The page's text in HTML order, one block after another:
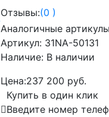
Отзывы:(0 )
Аналогичные
Артикул: 31NA-50131
Наличие: В наличии
Цена:237 200 руб.
Купить в один клик
Введите номер